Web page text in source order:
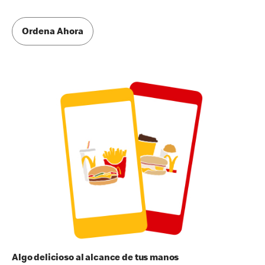
Ordena Ahora
Algo delicioso al alcance de tus manos